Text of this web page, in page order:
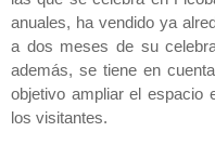
anuales, ha vendido ya
a dos meses de su
además, se tiene en
objetivo ampliar el espacio
los visitantes.